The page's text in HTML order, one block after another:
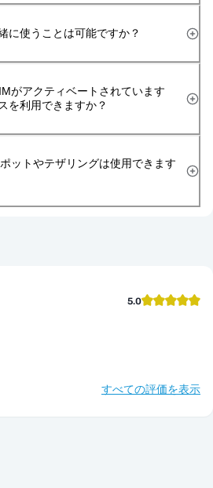
に使うことは可能ですか？
がアクティベートされています
を利用できますか？
ットやテザリングは使用できます
5.0
すべての評価を表示